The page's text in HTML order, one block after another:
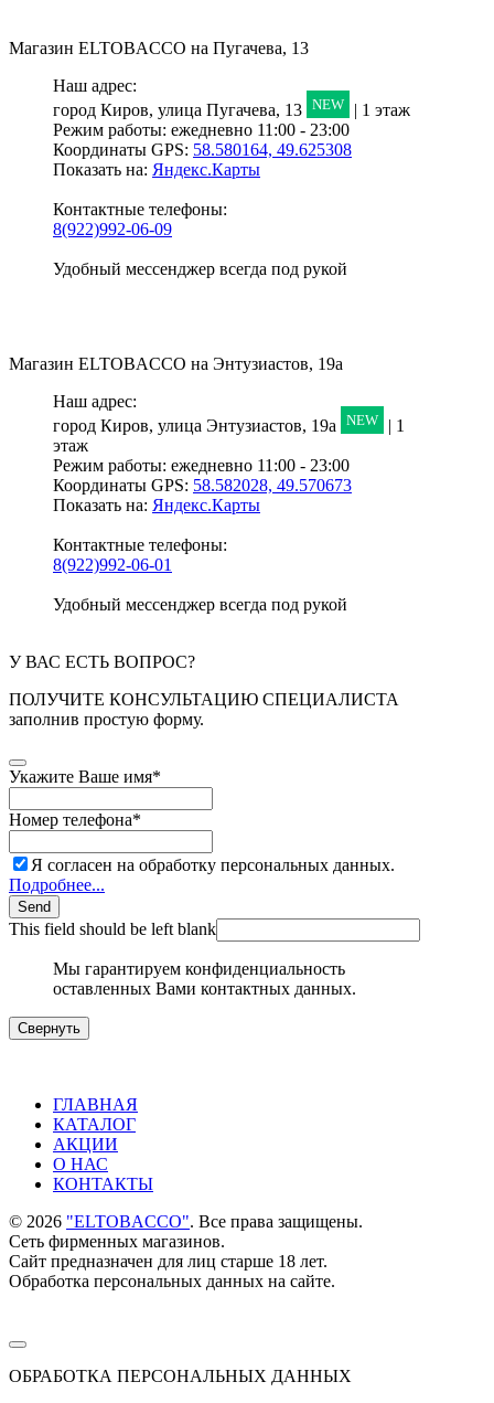
Магазин ELTOBACCO на Пугачева, 13
Наш адрес:
город Киров, улица Пугачева, 13 NEW
| 1 этаж
Режим работы: ежедневно 11:00 - 23:00
Координаты GPS: 58.580164, 49.625308
Показать на: Яндекс.Карты
Контактные телефоны:
8(922)992-06-09
Удобный мессенджер всегда под рукой
Магазин ELTOBACCO на Энтузиастов, 19а
Наш адрес:
город Киров, улица Энтузиастов, 19а NEW
| 1
этаж
Режим работы: ежедневно 11:00 - 23:00
Координаты GPS: 58.582028, 49.570673
Показать на: Яндекс.Карты
Контактные телефоны:
8(922)992-06-01
Удобный мессенджер всегда под рукой
У ВАС ЕСТЬ ВОПРОС?
ПОЛУЧИТЕ КОНСУЛЬТАЦИЮ СПЕЦИАЛИСТА
заполнив простую форму.
Укажите Ваше имя*
Номер телефона*
Я согласен на обработку персональных данных.
Подробнее...
Send
This field should be left blank
Мы гарантируем конфиденциальность
оставленных Вами контактных данных.
Свернуть
ГЛАВНАЯ
КАТАЛОГ
АКЦИИ
О НАС
КОНТАКТЫ
© 2026 "ELTOBACCO". Все права защищены.
Сеть фирменных магазинов.
Сайт предназначен для лиц старше 18 лет.
Обработка персональных данных на сайте.
ОБРАБОТКА ПЕРСОНАЛЬНЫХ ДАННЫХ